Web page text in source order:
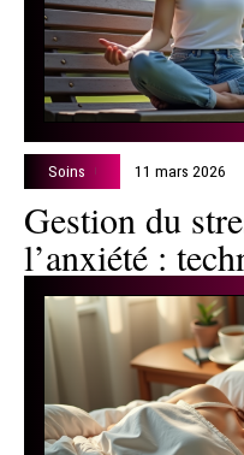
Soins 11 mars 2026
Gestion du
l’anxiété :